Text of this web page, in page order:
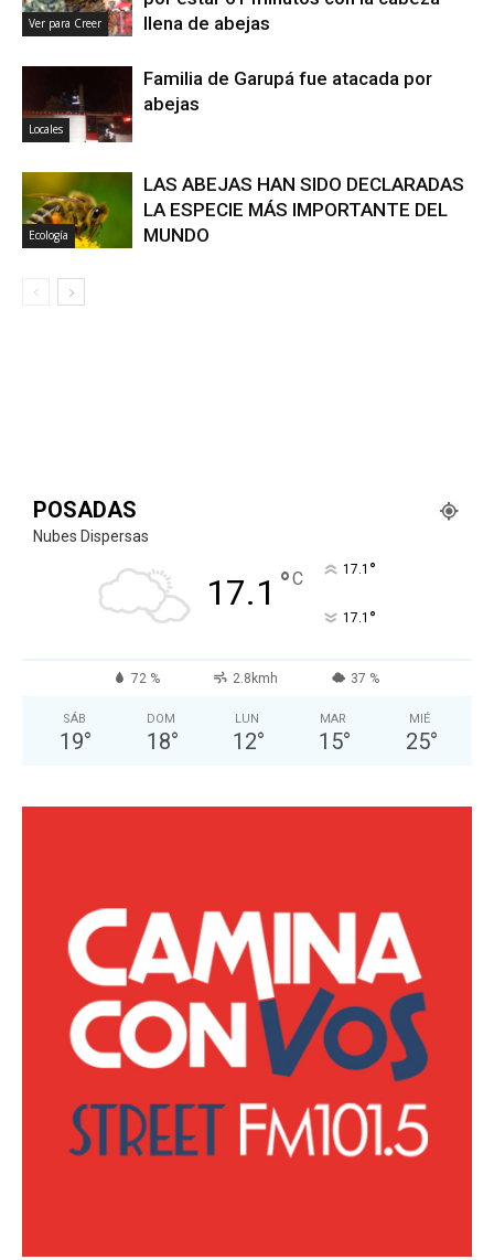
Ver para Creer
llena de abejas
Locales
Familia de Garupá fue atacada por
abejas
Ecología
LAS ABEJAS HAN SIDO DECLARADAS
LA ESPECIE MÁS IMPORTANTE DEL
MUNDO
POSADAS
Nubes Dispersas
17.1 °C 17.1 °
17.1 °
72 % 2.8kmh 37 %
SÁB
19°
DOM
18°
LUN
12°
MAR
15°
MIÉ
25°